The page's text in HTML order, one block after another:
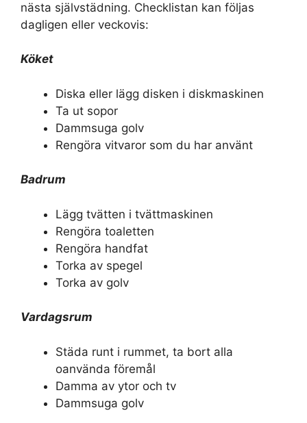
nästa självstädning. Checklistan kan följas
dagligen eller veckovis:
Köket
Diska eller lägg disken i diskmaskinen
Ta ut sopor
Dammsuga golv
Rengöra vitvaror som du har använt
Badrum
Lägg tvätten i tvättmaskinen
Rengöra toaletten
Rengöra handfat
Torka av spegel
Torka av golv
Vardagsrum
Städa runt i rummet, ta bort alla
oanvända föremål
Damma av ytor och tv
Dammsuga golv